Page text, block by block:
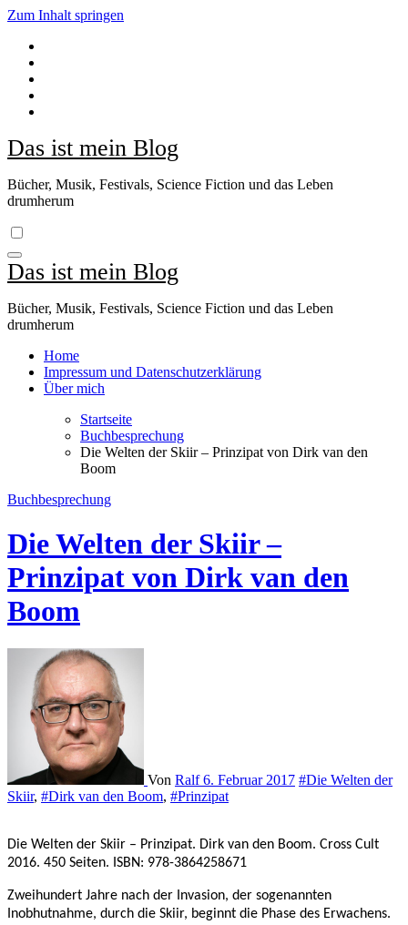
Zum Inhalt springen
Das ist mein Blog
Bücher, Musik, Festivals, Science Fiction und das Leben
drumherum
Das ist mein Blog
Bücher, Musik, Festivals, Science Fiction und das Leben
drumherum
Home
Impressum und Datenschutzerklärung
Über mich
Startseite
Buchbesprechung
Die Welten der Skiir – Prinzipat von Dirk van den
Boom
Buchbesprechung
Die Welten der Skiir –
Prinzipat von Dirk van den
Boom
Von Ralf6. Februar 2017 #Die Welten der
Skiir, #Dirk van den Boom, #Prinzipat
Die Welten der Skiir – Prinzipat. Dirk van den Boom. Cross Cult
2016. 450 Seiten. ISBN: 978-3864258671
Zweihundert Jahre nach der Invasion, der sogenannten
Inobhutnahme, durch die Skiir, beginnt die Phase des Erwachens.